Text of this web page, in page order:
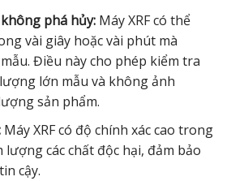
phá hủy:Máy XRF có thể
vài giây hoặc vài phút mà
Điều này cho phép kiểm tra
lớn mẫu và không ảnh
sản phẩm.
Máy XRF có độ chính xác cao trong
lượng các chất độc hại, đảm bảo
cậy.